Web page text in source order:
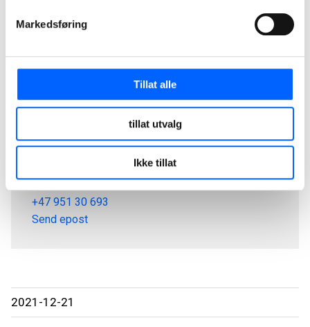
Markedsføring
Tillat alle
tillat utvalg
Ikke tillat
Manager, Media Relations Norway, NCC Group
+47 951 30 693
Send epost
2021-12-21